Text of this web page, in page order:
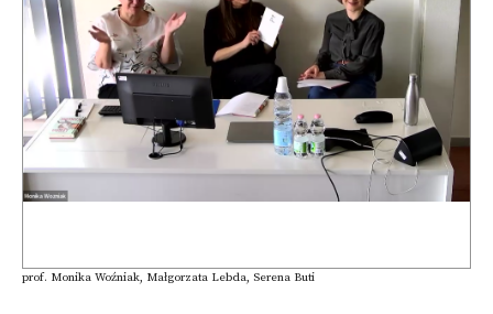
prof. Monika Woźniak, Małgorzata Lebda, Serena Buti